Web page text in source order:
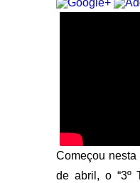
Começou
de abril, o “3º